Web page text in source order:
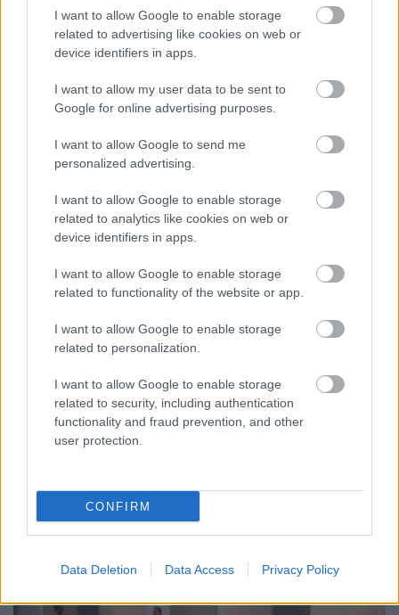
I want to allow Google to enable storage
related to advertising like cookies on web or
device identifiers in apps.
I want to allow my user data to be sent to
Google for online advertising purposes.
I want to allow Google to send me
personalized advertising.
I want to allow Google to enable storage
related to analytics like cookies on web or
device identifiers in apps.
I want to allow Google to enable storage
related to functionality of the website or app.
I want to allow Google to enable storage
related to personalization.
I want to allow Google to enable storage
related to security, including authentication
functionality and fraud prevention, and other
user protection.
CONFIRM
Data Deletion Data Access Privacy Policy
Brit színészek olvassák fel a Pussy
2012. augusztus 15.
Színészek olvassák fel pénteken a Pussy Riot orosz
együttes tagjainak tanúvallomásait a londoni Royal
Court színházban pár órával a lánybanda ellen
Oroszországban folyó, sokak szerint politikai